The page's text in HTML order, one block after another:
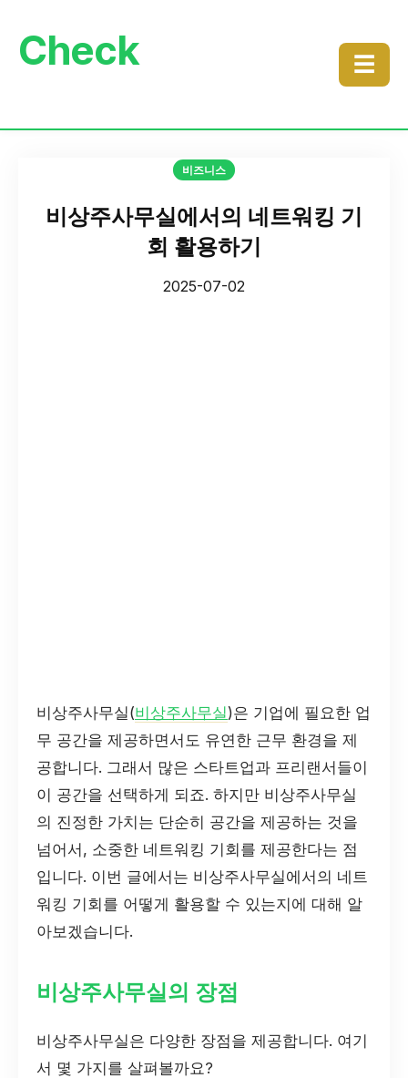
Check ☰
비즈니스
비상주사무실에서의 네트워킹 기
회 활용하기
2025-07-02
비상주사무실(비상주사무실)은 기업에 필요한 업
무 공간을 제공하면서도 유연한 근무 환경을 제
공합니다. 그래서 많은 스타트업과 프리랜서들이
이 공간을 선택하게 되죠. 하지만 비상주사무실
의 진정한 가치는 단순히 공간을 제공하는 것을
넘어서, 소중한 네트워킹 기회를 제공한다는 점
입니다. 이번 글에서는 비상주사무실에서의 네트
워킹 기회를 어떻게 활용할 수 있는지에 대해 알
아보겠습니다.
비상주사무실의 장점
비상주사무실은 다양한 장점을 제공합니다. 여기
서 몇 가지를 살펴볼까요?